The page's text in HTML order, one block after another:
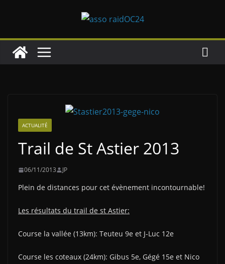
ACTUALITÉ
Trail de St Astier 2013
06/11/2013 JP
Plein de distances pour cet évènement incontournable!
Les résultats du trail de st Astier:
Course la vallée (13km): Teuteu 9e et J-Luc 12e
Course les coteaux (24km): Gibus 5e, Gégé 15e et Nico